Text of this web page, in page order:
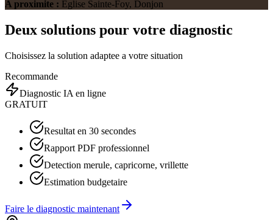
A proximite : Eglise Sainte-Foy, Donjon
Deux solutions pour votre diagnostic
Choisissez la solution adaptee a votre situation
Recommande
Diagnostic IA en ligne
GRATUIT
Resultat en 30 secondes
Rapport PDF professionnel
Detection merule, capricorne, vrillette
Estimation budgetaire
Faire le diagnostic maintenant